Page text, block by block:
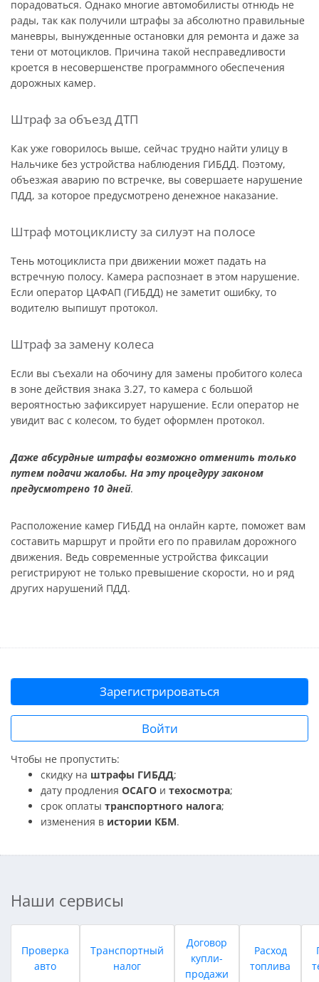
порадоваться. Однако многие автомобилисты отнюдь не
рады, так как получили штрафы за абсолютно правильные
маневры, вынужденные остановки для ремонта и даже за
тени от мотоциклов. Причина такой несправедливости
кроется в несовершенстве программного обеспечения
дорожных камер.
Штраф за объезд ДТП
Как уже говорилось выше, сейчас трудно найти улицу в
Нальчике без устройства наблюдения ГИБДД. Поэтому,
объезжая аварию по встречке, вы совершаете нарушение
ПДД, за которое предусмотрено денежное наказание.
Штраф мотоциклисту за силуэт на полосе
Тень мотоциклиста при движении может падать на
встречную полосу. Камера распознает в этом нарушение.
Если оператор ЦАФАП (ГИБДД) не заметит ошибку, то
водителю выпишут протокол.
Штраф за замену колеса
Если вы съехали на обочину для замены пробитого колеса
в зоне действия знака 3.27, то камера с большой
вероятностью зафиксирует нарушение. Если оператор не
увидит вас с колесом, то будет оформлен протокол.
Даже абсурдные штрафы возможно отменить только
путем подачи жалобы. На эту процедуру законом
предусмотрено 10 дней.
Расположение камер ГИБДД на онлайн карте, поможет вам
составить маршрут и пройти его по правилам дорожного
движения. Ведь современные устройства фиксации
регистрируют не только превышение скорости, но и ряд
других нарушений ПДД.
Зарегистрироваться
Войти
Чтобы не пропустить:
скидку на штрафы ГИБДД;
дату продления ОСАГО и техосмотра;
срок оплаты транспортного налога;
изменения в истории КБМ.
Наши сервисы
Проверка
авто
Транспортный
налог
Договор
купли-
продажи
Расход
топлива